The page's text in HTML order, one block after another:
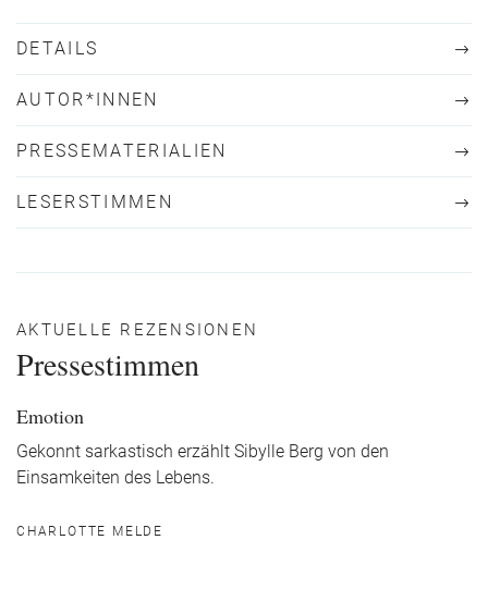
DETAILS
AUTOR*INNEN
PRESSEMATERIALIEN
LESERSTIMMEN
AKTUELLE REZENSIONEN
Pressestimmen
Emotion
Gekonnt sarkastisch erzählt Sibylle Berg von den
Einsamkeiten des Lebens.
CHARLOTTE MELDE